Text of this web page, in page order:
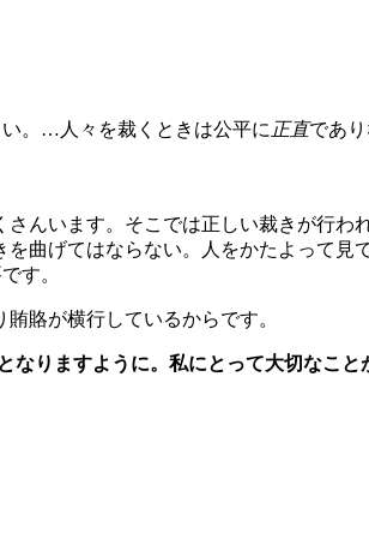
。…人々を裁くときは公平に 正直であ
んいます。そこでは正しい裁きが行わ
曲げてはならない。人をかたよって見
す。
賂が横行しているからです。
りますように。私にとって大切なこと